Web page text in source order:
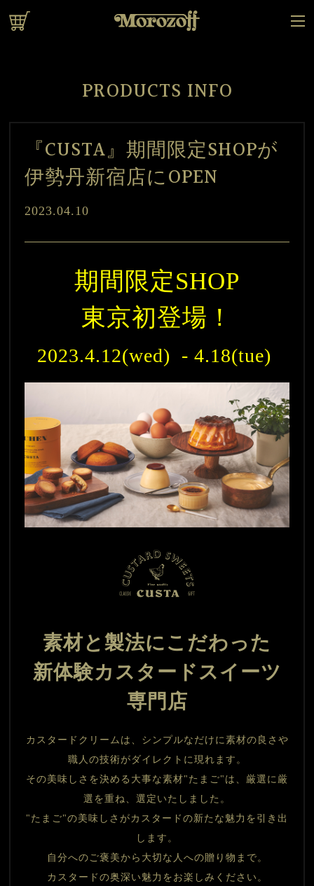
PRODUCTS INFO
『CUSTA』期間限定SHOPが
伊勢丹新宿店にOPEN
2023.04.10
期間限定SHOP
東京初登場！
2023.4.12(wed)  - 4.18(tue)
素材と製法にこだわった
新体験カスタードスイーツ
専門店
カスタードクリームは、シンプルなだけに素材の良さや
職人の技術がダイレクトに現れます。
その美味しさを決める大事な素材"たまご"は、厳選に厳
選を重ね、選定いたしました。
"たまご"の美味しさがカスタードの新たな魅力を引き出
します。
自分へのご褒美から大切な人への贈り物まで。
カスタードの奥深い魅力をお楽しみください。